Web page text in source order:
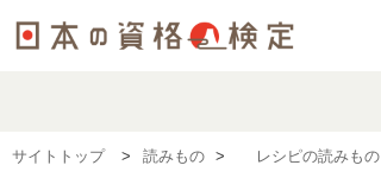
サイトトップ 読みもの #レシピの読みもの